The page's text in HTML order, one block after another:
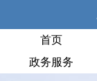
首页
政务服务